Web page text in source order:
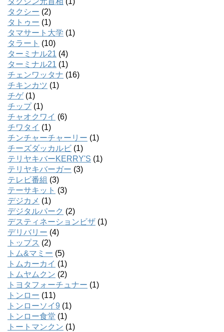
タクシー (2)
タトゥー (1)
タマサート大学 (1)
タラート (10)
ターミナル21 (4)
ターミナル21 (1)
チェンワッタナ (16)
チキンカツ (1)
チゲ(1)
チップ(1)
チャオクワイ (6)
チワタイ (1)
チンチャーチャーリー (1)
チーズダッカルビ (1)
テリヤキバーKERRY'S (1)
テリヤキバーガー (3)
テレビ番組 (3)
テーサキット (3)
デジカメ (1)
デジタルパーク (2)
デスティネーションビザ (1)
デリバリー (4)
トップス (2)
トム&マミー (5)
トムカーカイ (1)
トムヤムクン (2)
トヨタフォーチュナー (1)
トンロー (11)
トンローソイ9 (1)
トンロー食堂 (1)
トートマンクン (1)